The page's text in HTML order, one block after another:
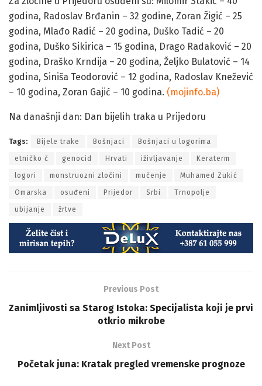
godina, Radoslav Brđanin – 32 godine, Zoran Žigić – 25
godina, Mlađo Radić – 20 godina, Duško Tadić – 20
godina, Duško Sikirica – 15 godina, Drago Radaković – 20
godina, Draško Krndija – 20 godina, Željko Bulatović – 14
godina, Siniša Teodorović – 12 godina, Radoslav Knežević
– 10 godina, Zoran Gajić – 10 godina. (mojinfo.ba)
Na današnji dan: Dan bijelih traka u Prijedoru
Tags: Bijele trake Bošnjaci Bošnjaci u logorima
etničko č genocid Hrvati iživljavanje Keraterm
logori monstruozni zločini mučenje Muhamed Zukić
Omarska osuđeni Prijedor Srbi Trnopolje
ubijanje žrtve
Previous Post
Zanimljivosti sa Starog Istoka: Specijalista koji je prvi
otkrio mikrobe
Next Post
Početak juna: Kratak pregled vremenske prognoze